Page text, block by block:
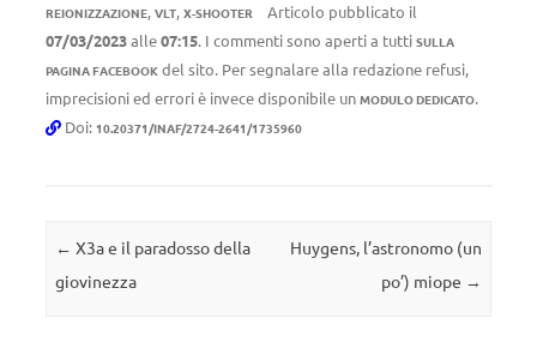
REIONIZZAZIONE, VLT, X-SHOOTER
Articolo pubblicato il
07/03/2023alle07:15. I commenti sono aperti a tutti SULLA
PAGINA FACEBOOK del sito. Per segnalare alla redazione refusi,
imprecisioni ed errori è invece disponibile un MODULO DEDICATO.
Doi: 10.20371/INAF/2724-2641/1735960
Navigazione articolo
← X3a e il paradosso della
giovinezza
Huygens, l’astronomo (un
po’) miope →